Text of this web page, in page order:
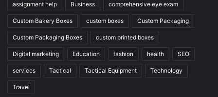
assignment help Business comprehensive eye exam
Custom Bakery Boxes custom boxes Custom Packaging
Custom Packaging Boxes custom printed boxes
Digital marketing Education fashion health SEO
services Tactical Tactical Equipment Technology
Travel